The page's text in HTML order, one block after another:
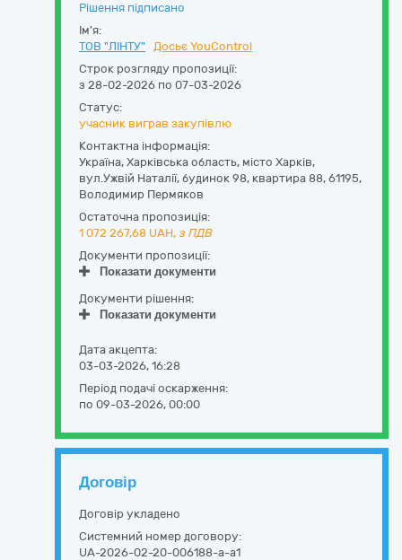
Рішення підписано
Ім'я:
ТОВ "ЛІНТУ"
Досьє YouControl
Строк розгляду пропозиції:
з 28-02-2026 по 07-03-2026
Статус:
учасник виграв закупівлю
Контактна інформація:
Україна, Харківська область, місто Харків,
вул.Ужвій Наталії, будинок 98, квартира 88, 61195,
Володимир Пермяков
Остаточна пропозиція:
1 072 267,68 UAH, з ПДВ
Документи пропозиції:
Показати документи
Документи рішення:
Показати документи
Дата акцепта:
03-03-2026, 16:28
Період подачі оскарження:
по 09-03-2026, 00:00
Договір
Договір укладено
Системний номер договору:
UA-2026-02-20-006188-a-a1